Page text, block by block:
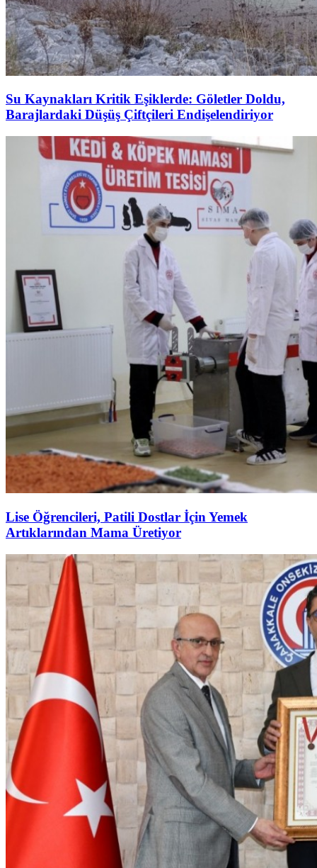
Su Kaynakları Kritik Eşiklerde: Göletler Doldu,
Barajlardaki Düşüş Çiftçileri Endişelendiriyor
Lise Öğrencileri, Patili Dostlar İçin Yemek
Artıklarından Mama Üretiyor